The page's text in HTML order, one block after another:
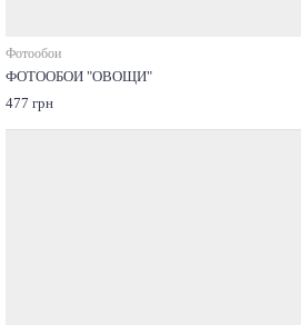
Фотообои
ФОТООБОИ "ОВОЩИ"
477 грн